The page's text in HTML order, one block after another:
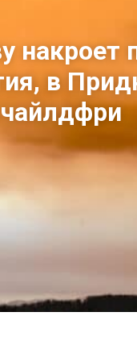
накроет
в